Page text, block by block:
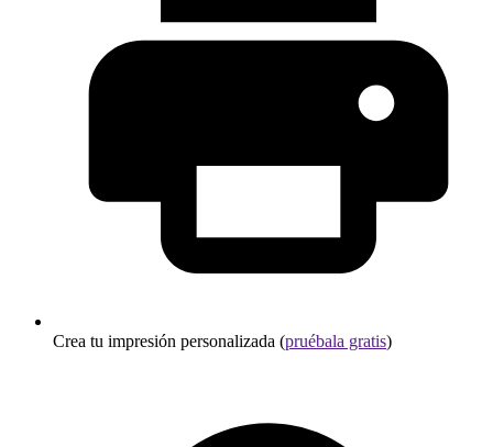
Crea tu impresión personalizada (pruébala gratis)